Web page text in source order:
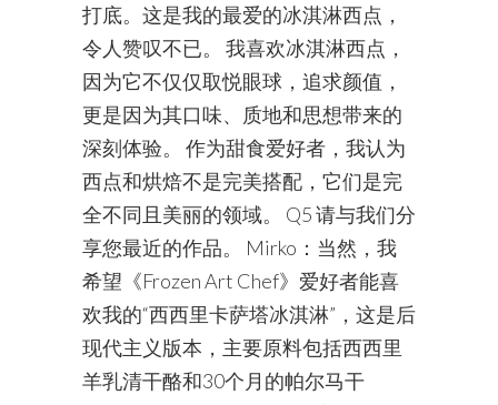
打底。这是我的最爱的冰淇淋西点，
令人赞叹不已。 我喜欢冰淇淋西点，
因为它不仅仅取悦眼球，追求颜值，
更是因为其口味、质地和思想带来的
深刻体验。 作为甜食爱好者，我认为
西点和烘焙不是完美搭配，它们是完
全不同且美丽的领域。 Q5 请与我们分
享您最近的作品。 Mirko：当然，我
希望《Frozen Art Chef》爱好者能喜
欢我的“西西里卡萨塔冰淇淋”，这是后
现代主义版本，主要原料包括西西里
羊乳清干酪和30个月的帕尔马干